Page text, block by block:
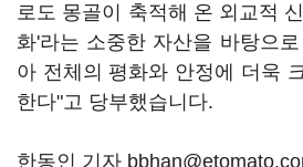
로도 몽골이 축적해 온 외교적
화'라는 소중한 자산을 바탕으
아 전체의 평화와 안정에 더욱
한다"고 당부했습니다.
한동인 기자